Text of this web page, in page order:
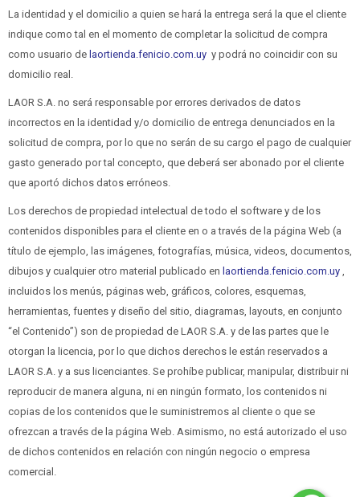
La identidad y el domicilio a quien se hará la entrega será la que el cliente
indique como tal en el momento de completar la solicitud de compra
como usuario de laortienda.fenicio.com.uy y podrá no coincidir con su
domicilio real.
LAOR S.A. no será responsable por errores derivados de datos
incorrectos en la identidad y/o domicilio de entrega denunciados en la
solicitud de compra, por lo que no serán de su cargo el pago de cualquier
gasto generado por tal concepto, que deberá ser abonado por el cliente
que aportó dichos datos erróneos.
Los derechos de propiedad intelectual de todo el software y de los
contenidos disponibles para el cliente en o a través de la página Web (a
título de ejemplo, las imágenes, fotografías, música, videos, documentos,
dibujos y cualquier otro material publicado en laortienda.fenicio.com.uy ,
incluidos los menús, páginas web, gráficos, colores, esquemas,
herramientas, fuentes y diseño del sitio, diagramas, layouts, en conjunto
“el Contenido”) son de propiedad de LAOR S.A. y de las partes que le
otorgan la licencia, por lo que dichos derechos le están reservados a
LAOR S.A. y a sus licenciantes. Se prohíbe publicar, manipular, distribuir ni
reproducir de manera alguna, ni en ningún formato, los contenidos ni
copias de los contenidos que le suministremos al cliente o que se
ofrezcan a través de la página Web. Asimismo, no está autorizado el uso
de dichos contenidos en relación con ningún negocio o empresa
comercial.